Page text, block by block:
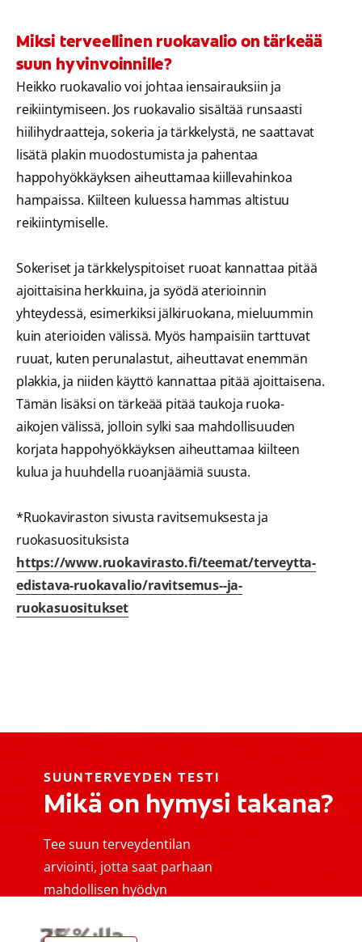
Miksi terveellinen ruokavalio on tärkeää
suun hyvinvoinnille?
Heikko ruokavalio voi johtaa iensairauksiin ja
reikiintymiseen. Jos ruokavalio sisältää runsaasti
hiilihydraatteja, sokeria ja tärkkelystä, ne saattavat
lisätä plakin muodostumista ja pahentaa
happohyökkäyksen aiheuttamaa kiillevahinkoa
hampaissa. Kiilteen kuluessa hammas altistuu
reikiintymiselle.
Sokeriset ja tärkkelyspitoiset ruoat kannattaa pitää
ajoittaisina herkkuina, ja syödä aterioinnin
yhteydessä, esimerkiksi jälkiruokana, mieluummin
kuin aterioiden välissä. Myös hampaisiin tarttuvat
ruuat, kuten perunalastut, aiheuttavat enemmän
plakkia, ja niiden käyttö kannattaa pitää ajoittaisena.
Tämän lisäksi on tärkeää pitää taukoja ruoka-
aikojen välissä, jolloin sylki saa mahdollisuuden
korjata happohyökkäyksen aiheuttamaa kiilteen
kulua ja huuhdella ruoanjäämiä suusta.
*Ruokaviraston sivusta ravitsemuksesta ja
ruokasuosituksista
https://www.ruokavirasto.fi/teemat/terveytta-
edistava-ruokavalio/ravitsemus--ja-
ruokasuositukset
SUUNTERVEYDEN TESTI
Mikä on hymysi takana?
Tee suun terveydentilan
arviointi, jotta saat parhaan
mahdollisen hyödyn